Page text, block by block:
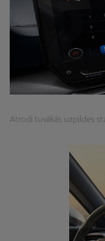
Atrodi tuvākās uzpildes